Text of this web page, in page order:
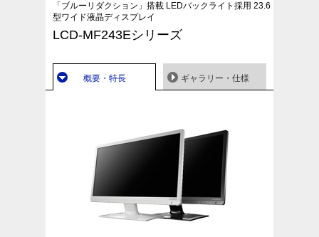
「ブルーリダクション」搭載 LEDバックライト採用 23.6
型ワイド液晶ディスプレイ
LCD-MF243Eシリーズ
概要・特長 ギャラリー・仕様